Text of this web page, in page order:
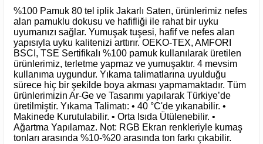
%100 Pamuk 80 tel iplik Jakarlı Saten, ürünlerimiz nefes
alan pamuklu dokusu ve hafifliği ile rahat bir uyku
uyumanızı sağlar. Yumuşak tuşesi, hafif ve nefes alan
yapısıyla uyku kalitenizi arttırır. OEKO-TEX, AMFORI
BSCI, TSE Sertifikalı %100 pamuk kullanılarak üretilen
ürünlerimiz, terletme yapmaz ve yumuşaktır. 4 mevsim
kullanıma uygundur. Yıkama talimatlarına uyulduğu
sürece hiç bir şekilde boya akması yapmamaktadır. Tüm
ürünlerimizin Ar-Ge ve Tasarımı yapılarak Türkiye’de
üretilmiştir. Yıkama Talimatı: • 40 °C'de yıkanabilir. •
Makinede Kurutulabilir. • Orta Isıda Ütülenebilir. •
Ağartma Yapılamaz. Not: RGB Ekran renkleriyle kumaş
tonları arasında %10-%20 arasında ton farkı çıkabilir.